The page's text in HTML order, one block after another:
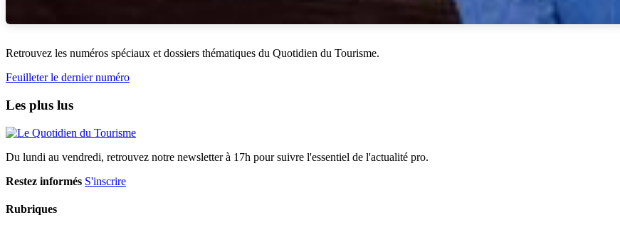
Retrouvez les numéros spéciaux et dossiers thématiques du Quotidien du Tourisme.
Feuilleter le dernier numéro
Les plus lus
Du lundi au vendredi, retrouvez notre newsletter à 17h pour suivre l'essentiel de l'actualité pro.
Restez informés S'inscrire
Rubriques